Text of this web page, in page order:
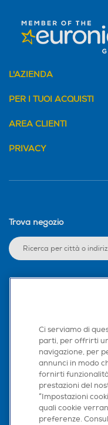
L'AZIENDA
PER I TUOI ACQUISTI
AREA CLIENTI
PRIVACY
Trova negozio
Scarica la nostra app
Ci serviamo di
parti, per offrirti
navigazione, per
annunci in modo
fornirti
prestazioni del
“Impostazioni
quali cookie
preferenze.